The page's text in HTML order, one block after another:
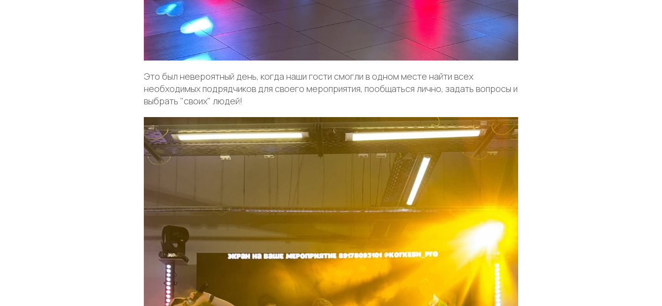
Это был невероятный день, когда наши гости смогли в одном месте найти всех
необходимых подрядчиков для своего мероприятия, пообщаться лично, задать вопросы и
выбрать "своих" людей!